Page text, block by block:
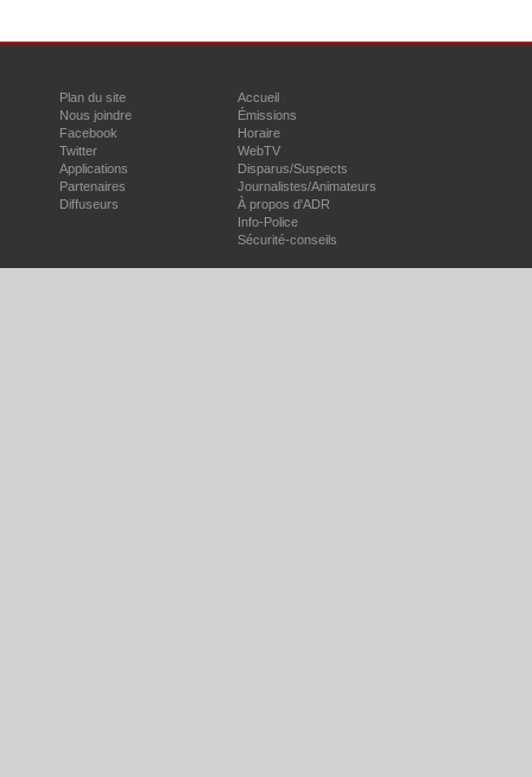
Plan du site
Nous joindre
Facebook
Twitter
Applications
Partenaires
Diffuseurs
Accueil
Émissions
Horaire
WebTV
Disparus/Suspects
Journalistes/Animateurs
À propos d'ADR
Info-Police
Sécurité-conseils